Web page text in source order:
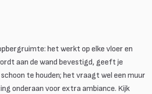
het werkt op elke vloer en
aan de wand bevestigd, geeft je
te houden; het vraagt wel een muur
onderaan voor extra ambiance. Kijk